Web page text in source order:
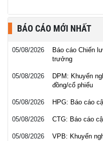
BÁO CÁO MỚI NHẤT
05/08/2026
Báo cáo Chiến
trưởng
05/08/2026
DPM: Khuyến
đồng/cổ phiếu
05/08/2026 HPG: Báo cáo
05/08/2026 CTG: Báo cáo
05/08/2026
VPB: Khuyến